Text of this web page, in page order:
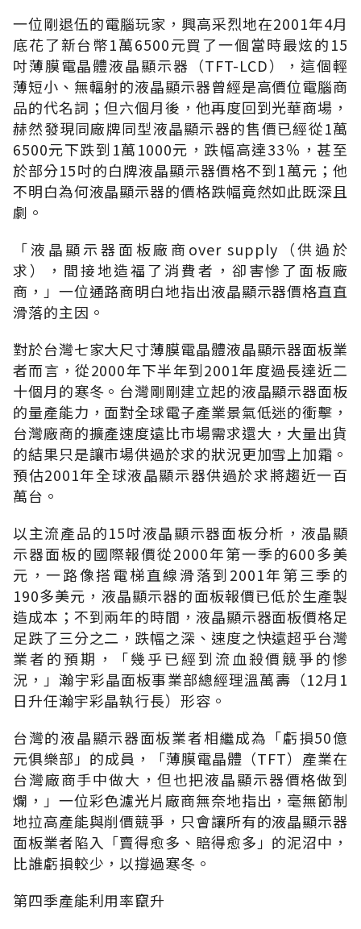
一位剛退伍的電腦玩家，興高采烈地在2001年4月
底花了新台幣1萬6500元買了一個當時最炫的15
吋薄膜電晶體液晶顯示器（TFT-LCD），這個輕
薄短小、無輻射的液晶顯示器曾經是高價位電腦商
品的代名詞；但六個月後，他再度回到光華商場，
赫然發現同廠牌同型液晶顯示器的售價已經從1萬
6500元下跌到1萬1000元，跌幅高達33％，甚至
於部分15吋的白牌液晶顯示器價格不到1萬元；他
不明白為何液晶顯示器的價格跌幅竟然如此既深且
劇。
「液晶顯示器面板廠商over supply（供過於
求），間接地造福了消費者，卻害慘了面板廠
商，」一位通路商明白地指出液晶顯示器價格直直
滑落的主因。
對於台灣七家大尺寸薄膜電晶體液晶顯示器面板業
者而言，從2000年下半年到2001年度過長達近二
十個月的寒冬。台灣剛剛建立起的液晶顯示器面板
的量產能力，面對全球電子產業景氣低迷的衝擊，
台灣廠商的擴產速度遠比市場需求還大，大量出貨
的結果只是讓市場供過於求的狀況更加雪上加霜。
預估2001年全球液晶顯示器供過於求將趨近一百
萬台。
以主流產品的15吋液晶顯示器面板分析，液晶顯
示器面板的國際報價從2000年第一季的600多美
元，一路像搭電梯直線滑落到2001年第三季的
190多美元，液晶顯示器的面板報價已低於生產製
造成本；不到兩年的時間，液晶顯示器面板價格足
足跌了三分之二，跌幅之深、速度之快遠超乎台灣
業者的預期，「幾乎已經到流血殺價競爭的慘
況，」瀚宇彩晶面板事業部總經理溫萬壽（12月1
日升任瀚宇彩晶執行長）形容。
台灣的液晶顯示器面板業者相繼成為「虧損50億
元俱樂部」的成員，「薄膜電晶體（TFT）產業在
台灣廠商手中做大，但也把液晶顯示器價格做到
爛，」一位彩色濾光片廠商無奈地指出，毫無節制
地拉高產能與削價競爭，只會讓所有的液晶顯示器
面板業者陷入「賣得愈多、賠得愈多」的泥沼中，
比誰虧損較少，以撐過寒冬。
第四季產能利用率竄升